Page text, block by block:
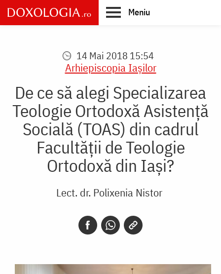
Skip
to
main
Meniu
14 Mai 2018 15:54
Arhiepiscopia Iaşilor
De ce să alegi Specializarea
Teologie Ortodoxă Asistență
Socială (TOAS) din cadrul
Facultății de Teologie
Ortodoxă din Iași?
Lect. dr. Polixenia Nistor